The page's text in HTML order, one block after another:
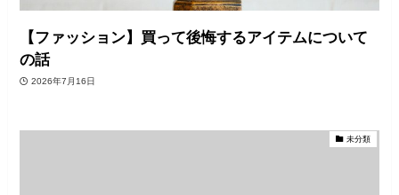
【ファッション】買って後悔するアイテムについて
の話
2026年7月16日
未分類